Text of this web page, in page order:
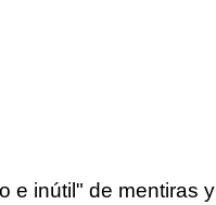
e inútil" de mentiras y